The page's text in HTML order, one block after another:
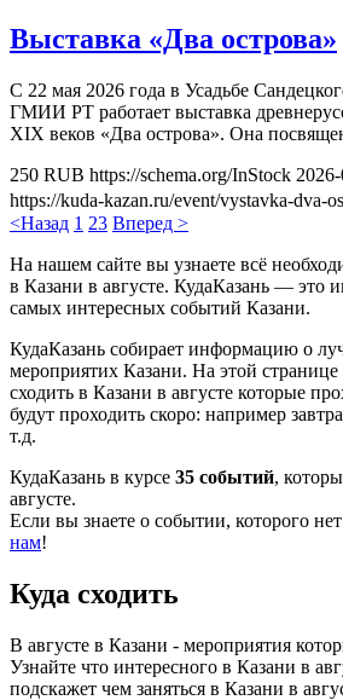
Выставка «Два острова»
С 22 мая 2026 года в Усадьбе
ГМИИ РТ работает выставка
XIX веков «Два острова». Она
250 RUB https://schema.org/InStock
https://kuda-kazan.ru/event/vystavka-dva-
<Назад 1 23 Вперед >
На нашем сайте вы узнаете всё
в Казани в августе. КудаКазань — это
самых интересных событий Казани.
КудаКазань собирает информацию о
мероприятих Казани. На этой странице
сходить в Казани в августе которые
будут проходить скоро: например
т.д.
КудаКазань в курсе 35 событий,
августе.
Если вы знаете о событии, которого
нам!
Куда сходить
В августе в Казани - мероприятия
Узнайте что интересного в Казани в
подскажет чем заняться в Казани в